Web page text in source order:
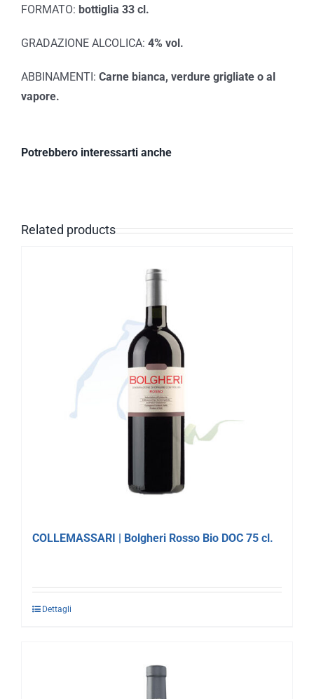
FORMATO: bottiglia 33 cl.
GRADAZIONE ALCOLICA: 4% vol.
ABBINAMENTI: Carne bianca, verdure grigliate o al
vapore.
Potrebbero interessarti anche
Related products
COLLEMASSARI | Bolgheri Rosso Bio DOC 75 cl.
Dettagli